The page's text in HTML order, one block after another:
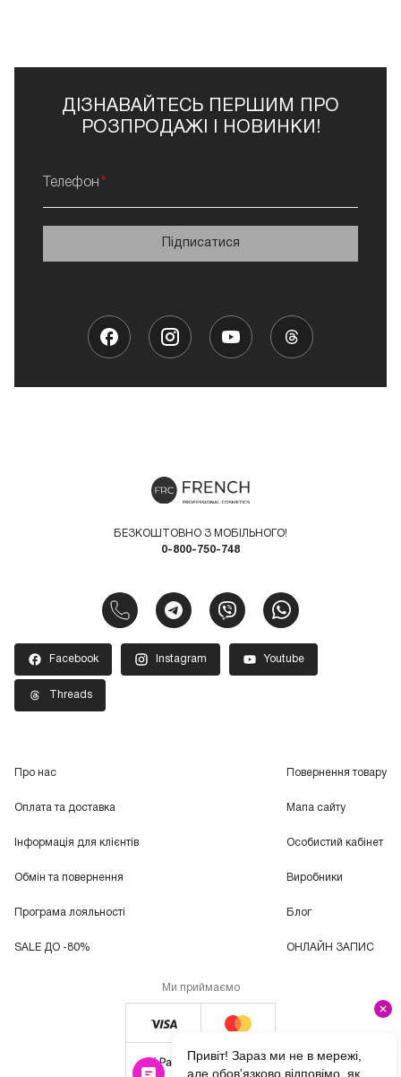
ДІЗНАВАЙТЕСЬ ПЕРШИМ ПРО
РОЗПРОДАЖІ І НОВИНКИ!
Телефон
Підписатися
БЕЗКОШТОВНО З МОБІЛЬНОГО!
0-800-750-748
Facebook Instagram Youtube
Threads
Про нас
Оплата та доставка
Інформація для клієнтів
Обмін та повернення
Програма лояльності
SALE ДО -80%
Повернення товару
Мапа сайту
Особистий кабінет
Виробники
Блог
ОНЛАЙН ЗАПИС
Ми приймаємо